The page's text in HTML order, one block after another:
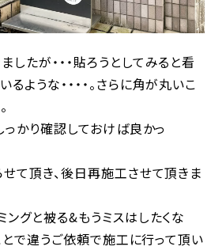
たが・・・貼ろうとしてみると看
ような・・・・。さらに角が丸いこ
っかり確認しておけば良かっ
せて頂き、後日再施工させて頂きま
ングと被る&もうミスはしたくな
ことで違うご依頼で施工に行って頂い